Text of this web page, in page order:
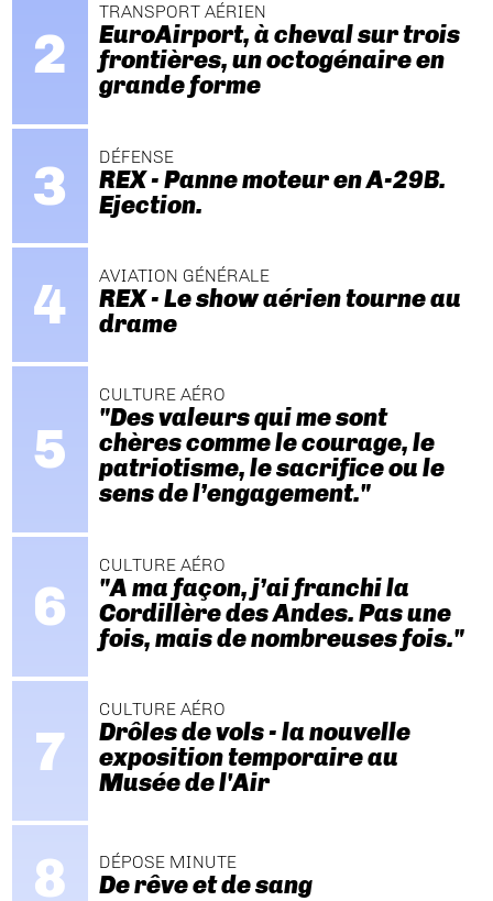
TRANSPORT AÉRIEN
EuroAirport, à cheval sur trois
frontières, un octogénaire en
grande forme
DÉFENSE
REX - Panne moteur en A-29B.
Ejection.
AVIATION GÉNÉRALE
REX - Le show aérien tourne au
drame
CULTURE AÉRO
"Des valeurs qui me sont
chères comme le courage, le
patriotisme, le sacrifice ou le
sens de l’engagement."
CULTURE AÉRO
"A ma façon, j’ai franchi la
Cordillère des Andes. Pas une
fois, mais de nombreuses fois."
CULTURE AÉRO
Drôles de vols - la nouvelle
exposition temporaire au
Musée de l'Air
DÉPOSE MINUTE
De rêve et de sang